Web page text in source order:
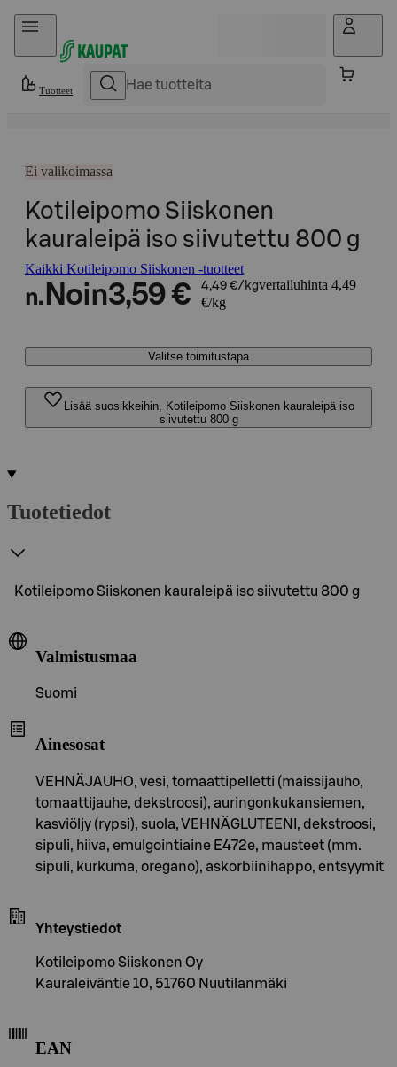
Hyppää sisältöön
Tuotteet
Ei valikoimassa
Kotileipomo Siiskonen
kauraleipä iso siivutettu 800 g
Kaikki Kotileipomo Siiskonen -tuotteet
n. Noin3,59 € 4,49 €/kgvertailuhinta 4,49
€/kg
Valitse toimitustapa
Lisää suosikkeihin, Kotileipomo Siiskonen kauraleipä iso
siivutettu 800 g
Tuotetiedot
Kotileipomo Siiskonen kauraleipä iso siivutettu 800 g
Valmistusmaa
Suomi
Ainesosat
VEHNÄJAUHO, vesi, tomaattipelletti (maissijauho,
tomaattijauhe, dekstroosi), auringonkukansiemen,
kasviöljy (rypsi), suola, VEHNÄGLUTEENI, dekstroosi,
sipuli, hiiva, emulgointiaine E472e, mausteet (mm.
sipuli, kurkuma, oregano), askorbiinihappo, entsyymit
Yhteystiedot
Kotileipomo Siiskonen Oy
Kauraleiväntie 10, 51760 Nuutilanmäki
EAN